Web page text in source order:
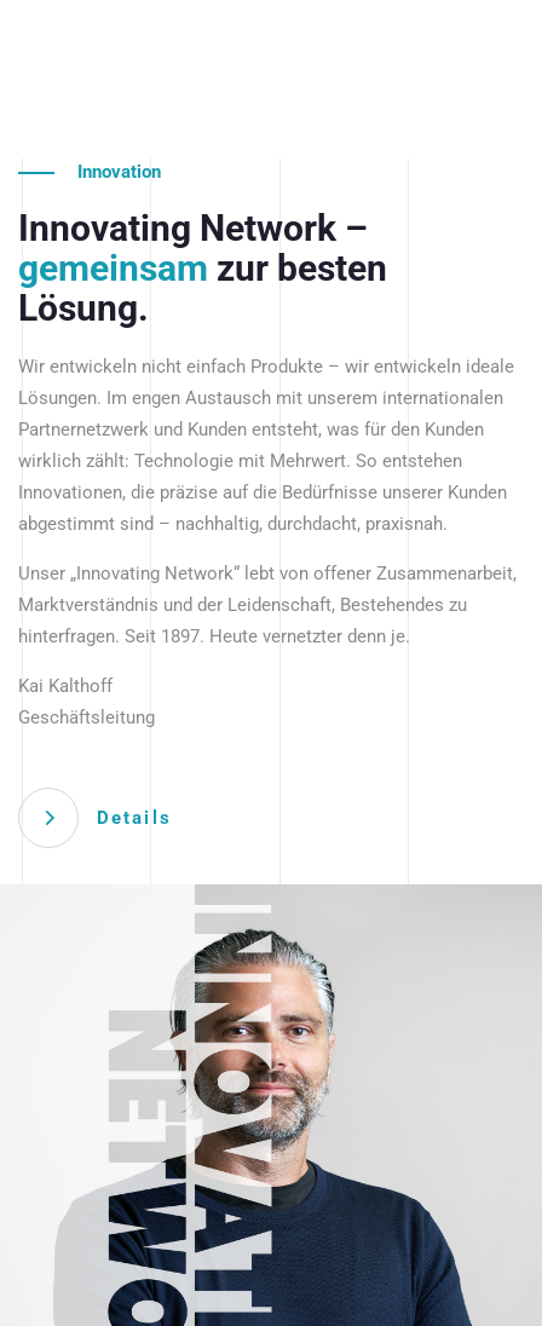
Innovation
Innovating Network –
gemeinsam zur besten
Lösung.
Wir entwickeln nicht einfach Produkte – wir entwickeln ideale
Lösungen. Im engen Austausch mit unserem internationalen
Partnernetzwerk und Kunden entsteht, was für den Kunden
wirklich zählt: Technologie mit Mehrwert. So entstehen
Innovationen, die präzise auf die Bedürfnisse unserer Kunden
abgestimmt sind – nachhaltig, durchdacht, praxisnah.
Unser „Innovating Network“ lebt von offener Zusammenarbeit,
Marktverständnis und der Leidenschaft, Bestehendes zu
hinterfragen. Seit 1897. Heute vernetzter denn je.
Kai Kalthoff
Geschäftsleitung
Details